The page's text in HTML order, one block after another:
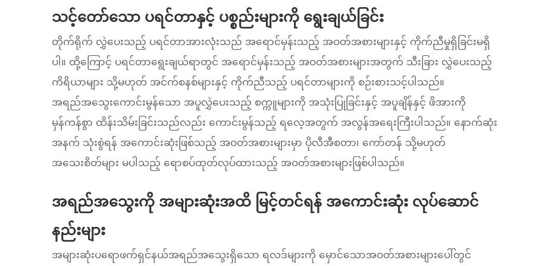
သင့်တော်သော ပရင်တာနှင့် ပစ္စည်းများကို ရွေးချယ်ခြင်း
တိုက်ရိုက် လွှဲပေးသည့် ပရင်တာအားလုံးသည် အရောင်မှန်းသည့် အဝတ်အစားများနှင့် ကိုက်ညီမှုရှိခြင်းမရှိ
ပါ။ ထို့ကြောင့် ပရင်တာရွေးချယ်ရာတွင် အရောင်မှန်းသည့် အဝတ်အစားများအတွက် သီးခြား လွှဲပေးသည့်
ကိရိယာများ သို့မဟုတ် အင်က်စနစ်များနှင့် ကိုက်ညီသည့် ပရင်တာများကို စဉ်းစားသင့်ပါသည်။
အရည်အသွေးကောင်းမွန်သော အပူလွှဲပေးသည့် စက္ကူများကို အသုံးပြုခြင်းနှင့် အပူချိန်နှင့် ဖိအားကို
မှန်ကန်စွာ ထိန်းသိမ်းခြင်းသည်လည်း ကောင်းမွန်သည့် ရလေ့အတွက် အလွန်အရေးကြီးပါသည်။ နောက်ဆုံး
အနက် သုံးစွဲရန် အကောင်းဆုံးဖြစ်သည့် အဝတ်အစားများမှာ ပိုလီအီစတာ၊ ကော်တန် သို့မဟုတ်
အသေးစိတ်များ မပါသည့် ရောစပ်ထုတ်လုပ်ထားသည့် အဝတ်အစားများဖြစ်ပါသည်။
အရည်အသွေးကို အများဆုံးအထိ မြင့်တင်ရန် အကောင်းဆုံး လုပ်ဆောင်
နည်းများ
အများဆုံးပရောဖက်ရှင်နယ်အရည်အသွေးရှိသော ရလဒ်များကို မှောင်သောအဝတ်အစားများပေါ်တွင်